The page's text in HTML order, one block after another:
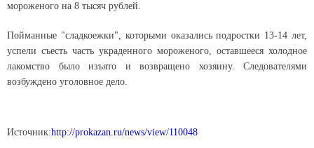
мороженого на 8 тысяч рублей.
Пойманные "сладкоежки", которыми оказались подростки 13-14 лет,
успели съесть часть украденного мороженого, оставшееся холодное
лакомство было изъято и возвращено хозяину. Следователями
возбуждено уголовное дело.
Источник:http://prokazan.ru/news/view/110048